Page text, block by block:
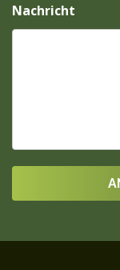
Nachricht